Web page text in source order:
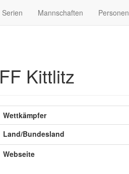
Serien Mannschaften Personen
FF Kittlitz
Wettkämpfer
Land/Bundesland
Webseite